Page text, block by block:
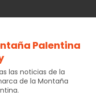
Palentina
las noticias de la
de la Montaña